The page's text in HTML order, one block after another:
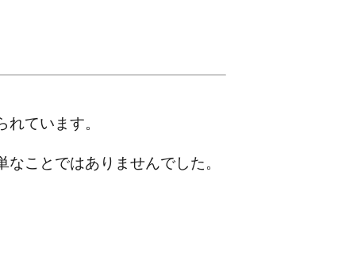
ています。
ことではありませんでした。